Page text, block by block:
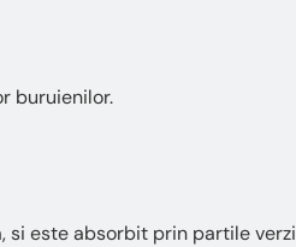
buruienilor.
si este absorbit prin partile verzi